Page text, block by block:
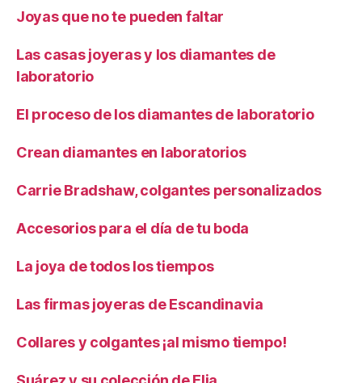
Joyas que no te pueden faltar
Las casas joyeras y los diamantes de
laboratorio
El proceso de los diamantes de laboratorio
Crean diamantes en laboratorios
Carrie Bradshaw, colgantes personalizados
Accesorios para el día de tu boda
La joya de todos los tiempos
Las firmas joyeras de Escandinavia
Collares y colgantes ¡al mismo tiempo!